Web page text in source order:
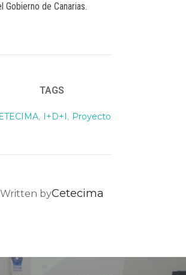
Gobierno de Canarias.
TAGS
, I+D+I , Proyecto
POST AUTHOR
Written byCetecima